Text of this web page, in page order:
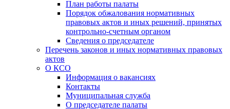
План работы палаты
Порядок обжалования нормативных
правовых актов и иных решений, принятых
контрольно-счетным органом
Сведения о председателе
Перечень законов и иных нормативных правовых
актов
О КСО
Информация о вакансиях
Контакты
Муниципальная служба
О председателе палаты